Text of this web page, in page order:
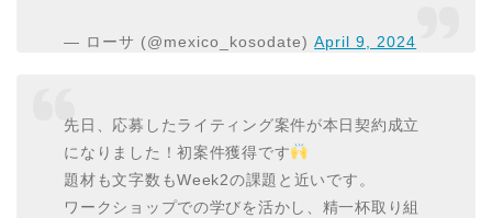
— ローサ (@mexico_kosodate)April 9, 2024
先日、応募したライティング案件が本日契約成立
になりました！初案件獲得です
題材も文字数もWeek2の課題と近いです。
ワークショップでの学びを活かし、精一杯取り組